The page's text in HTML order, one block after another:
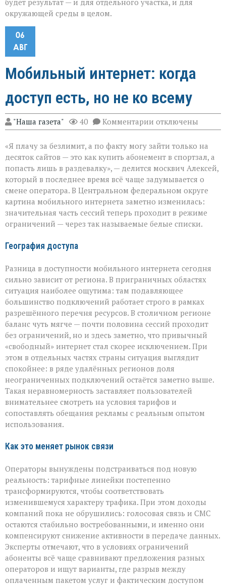
будет результат — и для отдельного участка, и для
окружающей среды в целом.
06
АВГ
Мобильный интернет: когда
доступ есть, но не ко всему
"Наша газета" 40 Комментарии к
записи
интернет:
когда
есть,
но
не
ко
всему
отключены
«Я плачу за безлимит, а по факту могу зайти только на
десяток сайтов — это как купить абонемент в спортзал, а
попасть лишь в раздевалку», — делится москвич Алексей,
который в последнее время всё чаще задумывается о
смене оператора. В Центральном федеральном округе
картина мобильного интернета заметно изменилась:
значительная часть сессий теперь проходит в режиме
ограничений — через так называемые белые списки.
География доступа
Разница в доступности мобильного интернета сегодня
сильно зависит от региона. В приграничных областях
ситуация наиболее ощутима: там подавляющее
большинство подключений работает строго в рамках
разрешённого перечня ресурсов. В столичном регионе
баланс чуть мягче — почти половина сессий проходит
без ограничений, но и здесь заметно, что привычный
«свободный» интернет стал скорее исключением. При
этом в отдельных частях страны ситуация выглядит
спокойнее: в ряде удалённых регионов доля
неограниченных подключений остаётся заметно выше.
Такая неравномерность заставляет пользователей
внимательнее смотреть на условия тарифов и
сопоставлять обещания рекламы с реальным опытом
использования.
Как это меняет рынок связи
Операторы вынуждены подстраиваться под новую
реальность: тарифные линейки постепенно
трансформируются, чтобы соответствовать
изменившемуся характеру трафика. При этом доходы
компаний пока не обрушились: голосовая связь и СМС
остаются стабильно востребованными, и именно они
компенсируют снижение активности в передаче данных.
Эксперты отмечают, что в условиях ограничений
абоненты всё чаще сравнивают предложения разных
операторов и ищут варианты, где разрыв между
оплаченным пакетом услуг и фактическим доступом